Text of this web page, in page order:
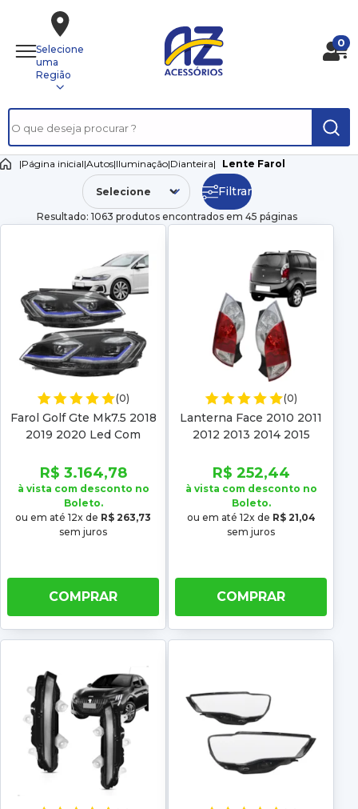
Selecione
uma
Região
0
|Página inicial|Autos|Iluminação|Dianteira| Lente Farol
Resultado: 1063 produtos encontrados em 45 páginas
Filtrar
(0)
Farol Golf Gte Mk7.5 2018
2019 2020 Led Com
R$ 3.164,78
à vista com desconto no
Boleto.
ou em até 12x de R$ 263,73
sem juros
COMPRAR
(0)
Lanterna Face 2010 2011
2012 2013 2014 2015
R$ 252,44
à vista com desconto no
Boleto.
ou em até 12x de R$ 21,04
sem juros
COMPRAR